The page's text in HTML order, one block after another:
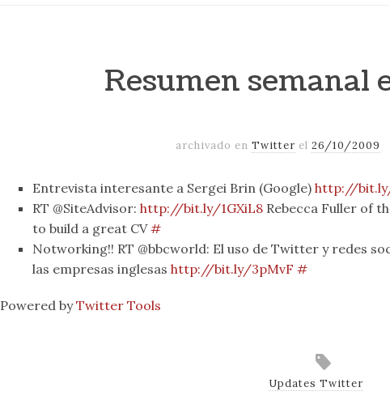
Resumen semanal
archivado en Twitter el 26/10/2009
Entrevista interesante a Sergei Brin (Google) http://
RT @SiteAdvisor: http://bit.ly/1GXiL8 Rebecca Fuller of
to build a great CV#
Notworking!! RT @bbcworld: El uso de Twitter y redes
las empresas inglesas http://bit.ly/3pMvF #
Powered byTwitter Tools
Updates Twitter